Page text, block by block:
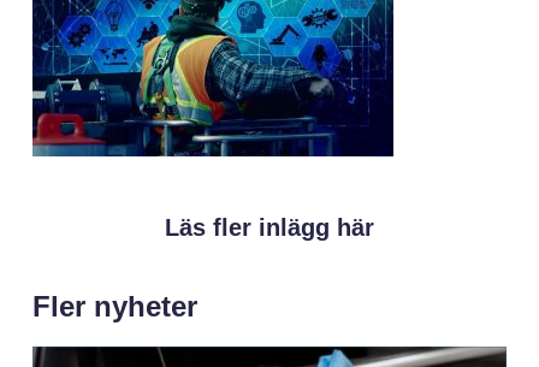
Läs fler inlägg här
Fler nyheter